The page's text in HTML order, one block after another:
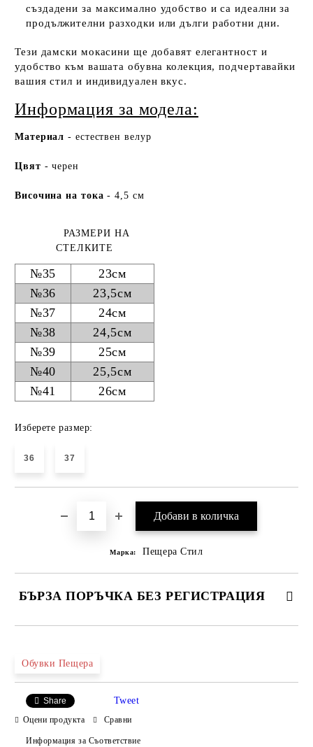
създадени за максимално удобство и са идеални за
продължителни разходки или дълги работни дни.
Тези дамски мокасини ще добавят елегантност и
удобство към вашата обувна колекция, подчертавайки
вашия стил и индивидуален вкус.
Информация за модела:
Материал- естествен велур
Цвят - черен
Височина на тока - 4,5 см
РАЗМЕРИ НА
СТЕЛКИТЕ
№35
23см
№36
23,5см
№37
24см
№38
24,5см
№39
25см
№40
25,5см
№41
26см
Изберете размер:
36 37
Марка: Пещера Стил
БЪРЗА ПОРЪЧКА БЕЗ РЕГИСТРАЦИЯ
Обувки Пещера
Share Tweet
Оцени продукта Сравни
Информация за Съответствие